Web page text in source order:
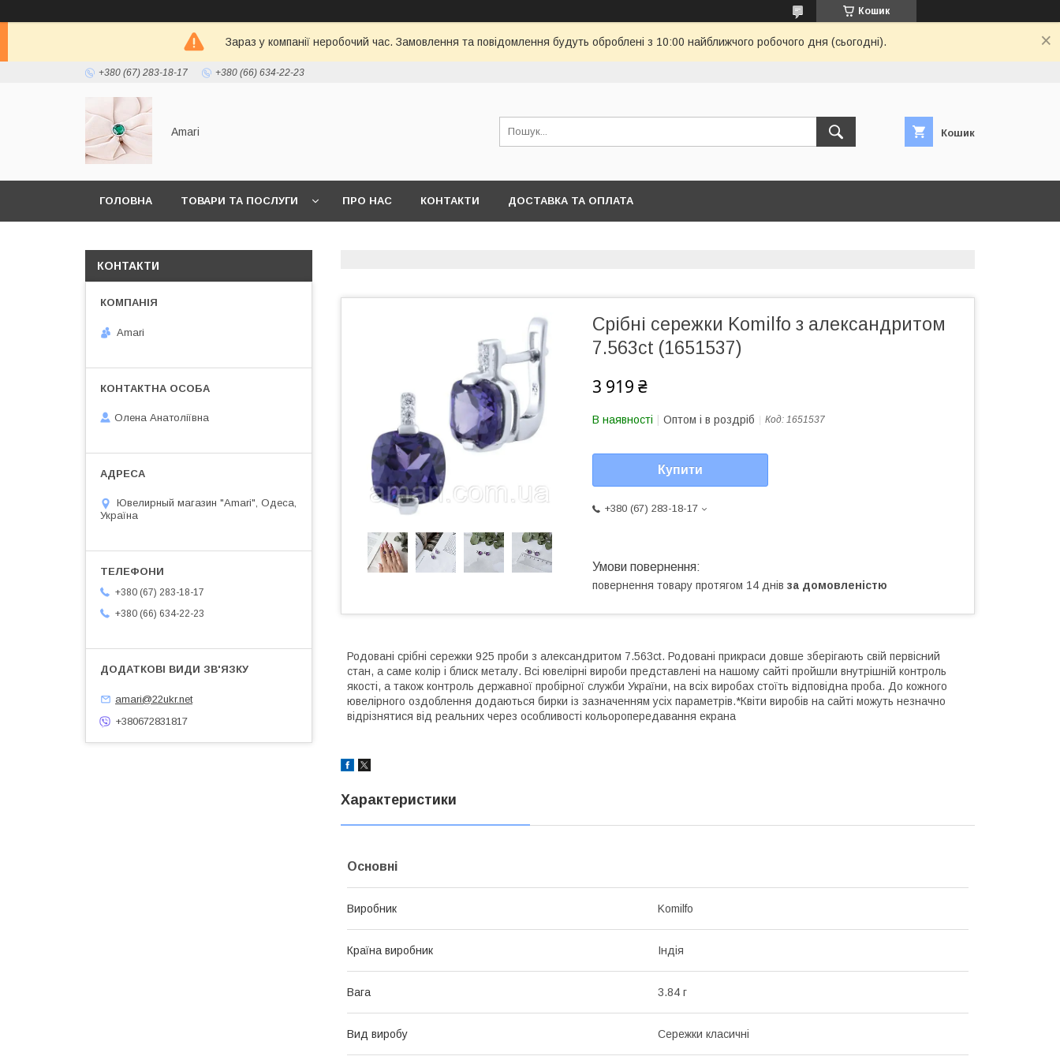
Кошик
Зараз у компанії неробочий час. Замовлення та повідомлення будуть оброблені з 10:00 найближчого робочого дня (сьогодні).
+380 (67) 283-18-17 +380 (66) 634-22-23
Amari Кошик
ГОЛОВНА ТОВАРИ ТА ПОСЛУГИ ПРО НАС КОНТАКТИ ДОСТАВКА ТА ОПЛАТА
Срібні сережки Komilfo з александритом
7.563ct (1651537)
3 919 ₴
В наявності Оптом і в роздріб Код: 1651537
Купити
+380 (67) 283-18-17
повернення товару протягом 14 днів за домовленістю
Родовані срібні сережки 925 проби з александритом 7.563ct. Родовані прикраси довше зберігають свій первісний
стан, а саме колір і блиск металу. Всі ювелірні вироби представлені на нашому сайті пройшли внутрішній контроль
якості, а також контроль державної пробірної служби України, на всіх виробах стоїть відповідна проба. До кожного
ювелірного оздоблення додаються бирки із зазначенням усіх параметрів.*Квіти виробів на сайті можуть незначно
відрізнятися від реальних через особливості кольоропередавання екрана
Характеристики
Основні
Виробник Komilfo
Країна виробник Індія
Вага 3.84 г
Вид виробу Сережки класичні
КОНТАКТИ
Amari
Олена Анатоліївна
Ювелирный магазин "Amari", Одеса,
Україна
+380 (67) 283-18-17
+380 (66) 634-22-23
amari@22ukr.net
+380672831817